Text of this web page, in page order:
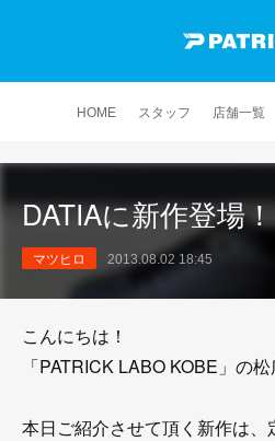
HOME スタッフ 店舗一覧
DATIAに新作登場
マツヒロ 2013.08.02 18:45
こんにちは！
「PATRICK LABO KOBE」の松
本日ご紹介させて頂く新作は、